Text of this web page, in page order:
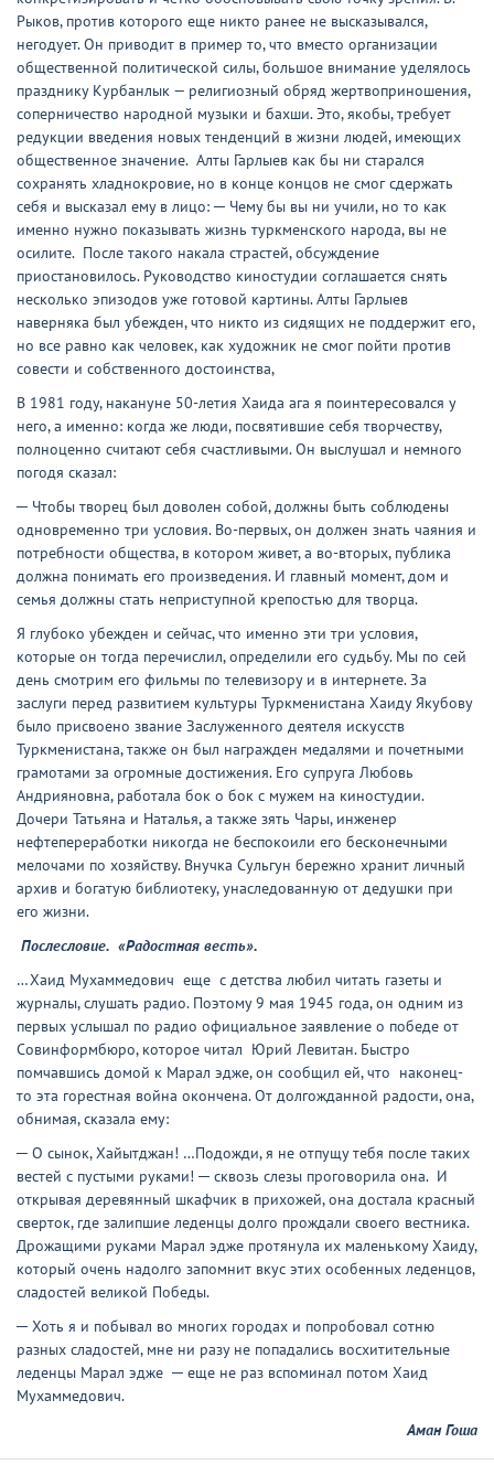
Рыков, против которого еще никто ранее не высказывался,
негодует. Он приводит в пример то, что вместо организации
общественной политической силы, большое внимание уделялось
празднику Курбанлык — религиозный обряд жертвоприношения,
соперничество народной музыки и бахши. Это, якобы, требует
редукции введения новых тенденций в жизни людей, имеющих
общественное значение. Алты Гарлыев как бы ни старался
сохранять хладнокровие, но в конце концов не смог сдержать
себя и высказал ему в лицо: ─ Чему бы вы ни учили, но то как
именно нужно показывать жизнь туркменского народа, вы не
осилите. После такого накала страстей, обсуждение
приостановилось. Руководство киностудии соглашается снять
несколько эпизодов уже готовой картины. Алты Гарлыев
наверняка был убежден, что никто из сидящих не поддержит его,
но все равно как человек, как художник не смог пойти против
совести и собственного достоинства,
В 1981 году, накануне 50-летия Хаида ага я поинтересовался у
него, а именно: когда же люди, посвятившие себя творчеству,
полноценно считают себя счастливыми. Он выслушал и немного
погодя сказал:
─ Чтобы творец был доволен собой, должны быть соблюдены
одновременно три условия. Во-первых, он должен знать чаяния и
потребности общества, в котором живет, а во-вторых, публика
должна понимать его произведения. И главный момент, дом и
семья должны стать неприступной крепостью для творца.
Я глубоко убежден и сейчас, что именно эти три условия,
которые он тогда перечислил, определили его судьбу. Мы по сей
день смотрим его фильмы по телевизору и в интернете. За
заслуги перед развитием культуры Туркменистана Хаиду Якубову
было присвоено звание Заслуженного деятеля искусств
Туркменистана, также он был награжден медалями и почетными
грамотами за огромные достижения. Его супруга Любовь
Андрияновна, работала бок о бок с мужем на киностудии.
Дочери Татьяна и Наталья, а также зять Чары, инженер
нефтепереработки никогда не беспокоили его бесконечными
мелочами по хозяйству. Внучка Сульгун бережно хранит личный
архив и богатую библиотеку, унаследованную от дедушки при
его жизни.
Послесловие. «Радостная весть».
…Хаид Мухаммедович еще с детства любил читать газеты и
журналы, слушать радио. Поэтому 9 мая 1945 года, он одним из
первых услышал по радио официальное заявление о победе от
Совинформбюро, которое читал Юрий Левитан. Быстро
помчавшись домой к Марал эдже, он сообщил ей, что наконец-
то эта горестная война окончена. От долгожданной радости, она,
обнимая, сказала ему:
─ О сынок, Хайытджан! …Подожди, я не отпущу тебя после таких
вестей с пустыми руками! ─ сквозь слезы проговорила она. И
открывая деревянный шкафчик в прихожей, она достала красный
сверток, где залипшие леденцы долго прождали своего вестника.
Дрожащими руками Марал эдже протянула их маленькому Хаиду,
который очень надолго запомнит вкус этих особенных леденцов,
сладостей великой Победы.
─ Хоть я и побывал во многих городах и попробовал сотню
разных сладостей, мне ни разу не попадались восхитительные
леденцы Марал эдже ─ еще не раз вспоминал потом Хаид
Мухаммедович.
Аман Гоша